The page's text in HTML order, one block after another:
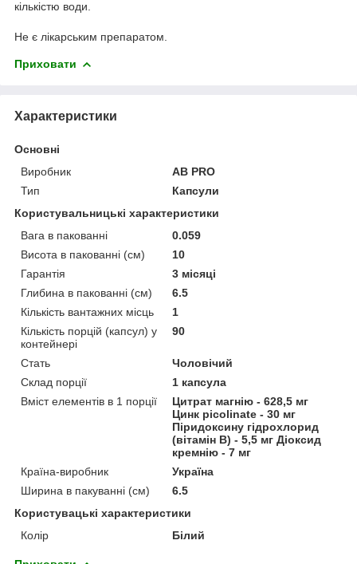
кількістю води.
Не є лікарським препаратом.
Приховати
Характеристики
Основні
Виробник
AB PRO
Тип
Капсули
Користувальницькі характеристики
Вага в пакованні
0.059
Висота в пакованні (см)
10
Гарантія
3 місяці
Глибина в пакованні (см)
6.5
Кількість вантажних місць
1
Кількість порцій (капсул) у
контейнері
90
Стать
Чоловічий
Склад порції
1 капсула
Вміст елементів в 1 порції
Цитрат магнію - 628,5 мг
Цинк picolinate - 30 мг
Піридоксину гідрохлорид
(вітамін В) - 5,5 мг Діоксид
кремнію - 7 мг
Країна-виробник
Україна
Ширина в пакуванні (см)
6.5
Користувацькi характеристики
Колір
Білий